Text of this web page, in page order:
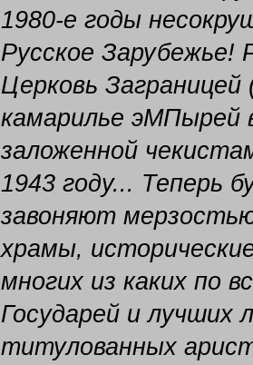
1980-е годы
Русское Зарубежье!
Церковь
камарилье эМПырей
заложенной
1943 году... Теперь
завоняют
храмы,
многих из каких по
Государей и лучших
титулованных